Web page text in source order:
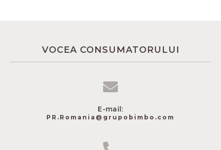
VOCEA CONSUMATORULUI
E-mail:
PR.Romania@grupobimbo.com